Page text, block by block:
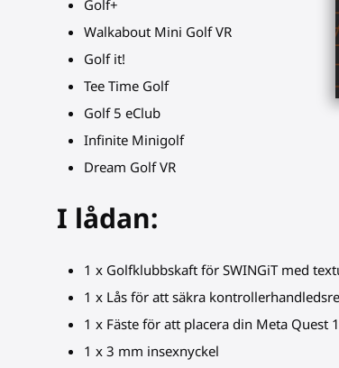
Golf+
Walkabout Mini Golf VR
Golf it!
Tee Time Golf
Golf 5 eClub
Infinite Minigolf
Dream Golf VR
I lådan:
1 x Golfklubbskaft för SWINGiT med
1 x Lås för att säkra
1 x Fäste för att placera din Meta Quest
1 x 3 mm insexnyckel